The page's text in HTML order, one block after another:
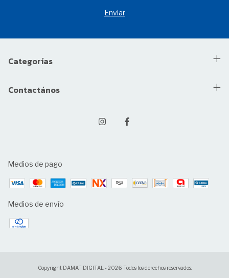
Categorías
Contactános
Medios de pago
Medios de envío
Copyright DAMAT DIGITAL - 2026. Todos los derechos reservados.